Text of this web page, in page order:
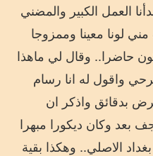
العمل الكبير والمضني
لونا معينا وممزوجا
حاضرا.. وقال لي ماهذا
واقول له انا رسام
بدقائق واذكر ان
بعد وكان ديكورا مبهرا
الاصلي.. وهكذا بقية